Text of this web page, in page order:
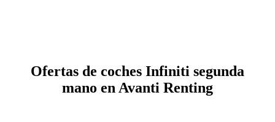
Ofertas de coches Infiniti segunda
mano en Avanti Renting